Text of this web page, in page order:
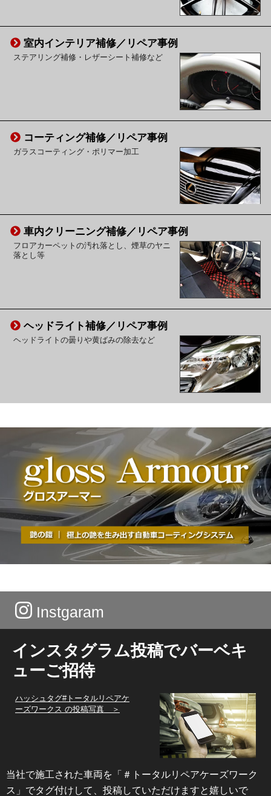
室内インテリア補修／リペア事例
ステアリング補修・レザーシート補修など
コーティング補修／リペア事例
ガラスコーティング・ポリマー加工
車内クリーニング補修／リペア事例
フロアカーペットの汚れ落とし、煙草のヤニ
落とし等
ヘッドライト補修／リペア事例
ヘッドライトの曇りや黄ばみの除去など
Instgaram
インスタグラム投稿でバーベキ
ューご招待
ハッシュタグ#トータルリペアケ
ーズワークス の投稿写真 ＞
当社で施工された車両を「＃トータルリペアケーズワーク
ス」でタグ付けして、投稿していただけますと嬉しいで